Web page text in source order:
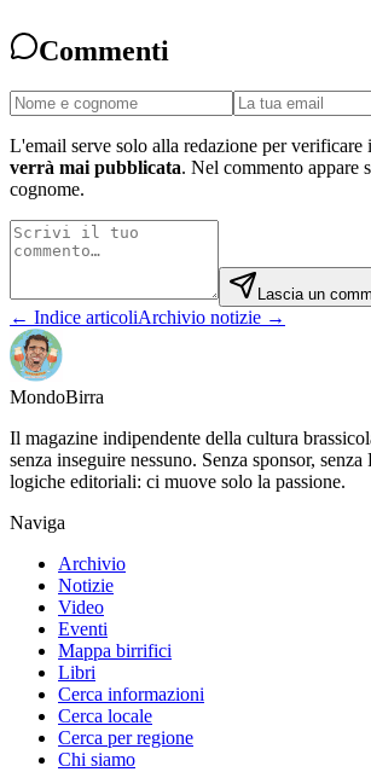
Commenti
L'email serve solo alla redazione per verificare
verrà mai pubblicata. Nel commento appare
cognome.
Lascia un
← Indice articoliArchivio notizie →
MondoBirra
Il magazine indipendente della cultura
senza inseguire nessuno. Senza sponsor,
logiche editoriali: ci muove solo la passione.
Naviga
Archivio
Notizie
Video
Eventi
Mappa birrifici
Libri
Cerca informazioni
Cerca locale
Cerca per regione
Chi siamo